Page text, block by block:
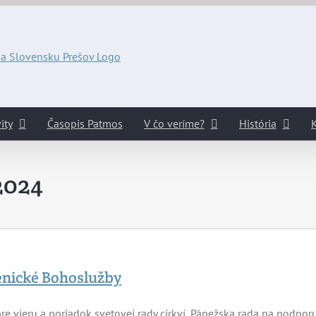
Časopis Patmos V čo veríme? História
Bohoslužby
vieru a poriadok svetovej rady cirkví, Pápežska rada na